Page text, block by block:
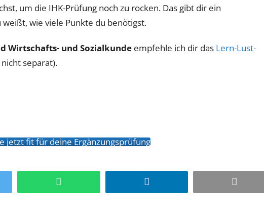
um die IHK-Prüfung noch zu rocken. Das gibt dir ein
wie viele Punkte du benötigst.
Wirtschafts- und Sozialkunde empfehle ich dir das Lern-Lust-
separat).
jetzt fit für deine Ergänzungsprüfung
LinkedIn